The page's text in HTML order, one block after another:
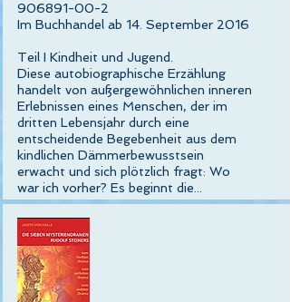
906891-00-2
Im Buchhandel ab 14. September 2016
Teil I Kindheit und Jugend.
Diese autobiographische Erzählung
handelt von außergewöhnlichen inneren
Erlebnissen eines Menschen, der im
dritten Lebensjahr durch eine
entscheidende Begebenheit aus dem
kindlichen Dämmerbewusstsein
erwacht und sich plötzlich fragt: Wo
war ich vorher? Es beginnt die...